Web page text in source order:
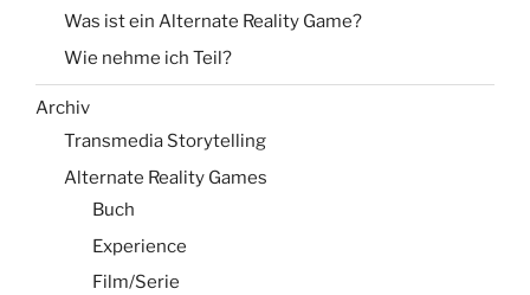
Was ist ein Alternate Reality Game?
Wie nehme ich Teil?
Archiv
Transmedia Storytelling
Alternate Reality Games
Buch
Experience
Film/Serie